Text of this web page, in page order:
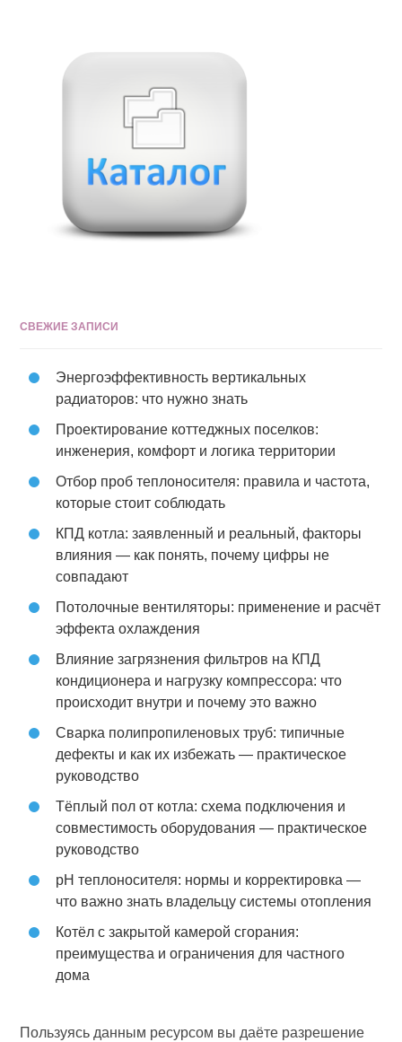
СВЕЖИЕ ЗАПИСИ
Энергоэффективность вертикальных
радиаторов: что нужно знать
Проектирование коттеджных поселков:
инженерия, комфорт и логика территории
Отбор проб теплоносителя: правила и частота,
которые стоит соблюдать
КПД котла: заявленный и реальный, факторы
влияния — как понять, почему цифры не
совпадают
Потолочные вентиляторы: применение и расчёт
эффекта охлаждения
Влияние загрязнения фильтров на КПД
кондиционера и нагрузку компрессора: что
происходит внутри и почему это важно
Сварка полипропиленовых труб: типичные
дефекты и как их избежать — практическое
руководство
Тёплый пол от котла: схема подключения и
совместимость оборудования — практическое
руководство
pH теплоносителя: нормы и корректировка —
что важно знать владельцу системы отопления
Котёл с закрытой камерой сгорания:
преимущества и ограничения для частного
дома
Пользуясь данным ресурсом вы даёте разрешение